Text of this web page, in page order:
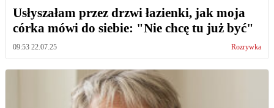
Usłyszałam przez drzwi łazienki, jak moja
córka mówi do siebie: "Nie chcę tu już być"
09:53 22.07.25 Rozrywka